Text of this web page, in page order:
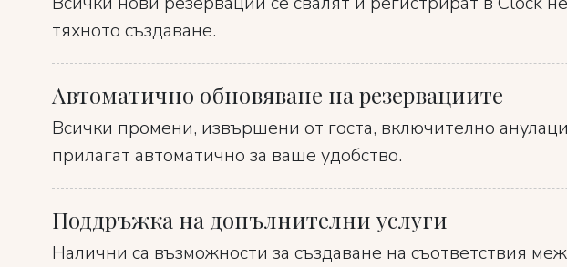
тяхното създаване.
Автоматично обновяване на резервациите
Всички промени, извършени от госта, включително
прилагат автоматично за ваше удобство.
Поддръжка на допълнителни услуги
Налични са възможности за създаване на съответствия